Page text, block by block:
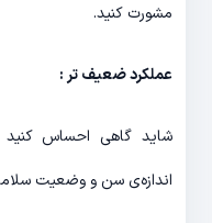
مشورت کنید.
عملکرد ضعیف تر :
شاید گاهی احساس
اندازه‌ی سن و وضعیت